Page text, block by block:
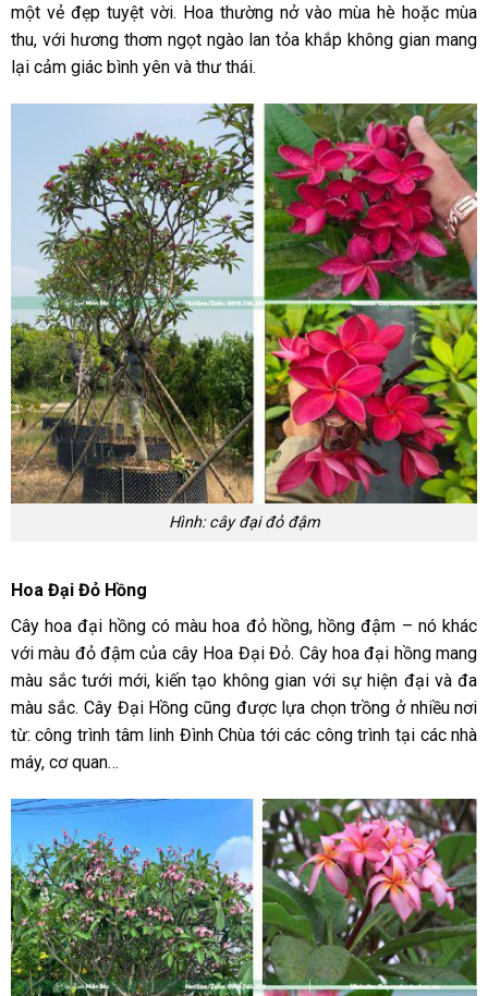
một vẻ đẹp tuyệt vời. Hoa thường nở vào mùa hè hoặc mùa
thu, với hương thơm ngọt ngào lan tỏa khắp không gian mang
lại cảm giác bình yên và thư thái.
Hình: cây đại đỏ đậm
Hoa Đại Đỏ Hồng
Cây hoa đại hồng có màu hoa đỏ hồng, hồng đậm – nó khác
với màu đỏ đậm của cây Hoa Đại Đỏ. Cây hoa đại hồng mang
màu sắc tưới mới, kiến tạo không gian với sự hiện đại và đa
màu sắc. Cây Đại Hồng cũng được lựa chọn trồng ở nhiều nơi
từ: công trình tâm linh Đình Chùa tới các công trình tại các nhà
máy, cơ quan…